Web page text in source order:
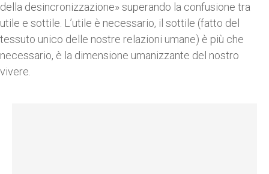
della desincronizzazione» superando la confusione tra
utile e sottile. L’utile è necessario, il sottile (fatto del
tessuto unico delle nostre relazioni umane) è più che
necessario, è la dimensione umanizzante del nostro
vivere.